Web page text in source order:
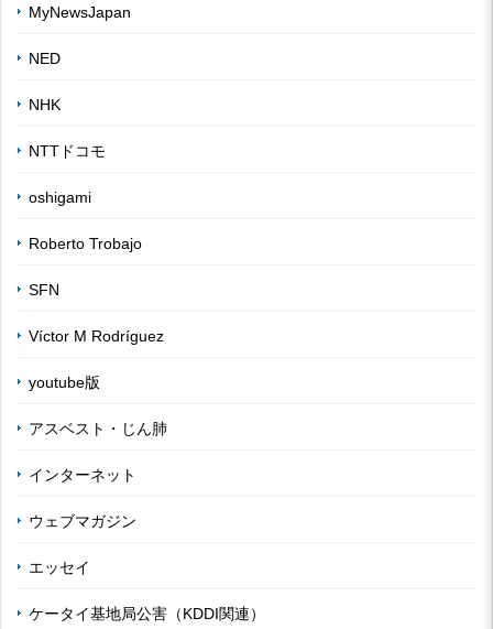
MyNewsJapan
NED
NHK
NTTドコモ
oshigami
Roberto Trobajo
SFN
Víctor M Rodríguez
youtube版
アスベスト・じん肺
インターネット
ウェブマガジン
エッセイ
ケータイ基地局公害（KDDI関連）